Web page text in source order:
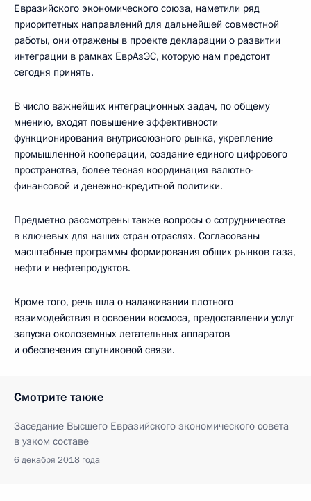
Евразийского экономического союза, наметили ряд
приоритетных направлений для дальнейшей совместной
работы, они отражены в проекте декларации о развитии
интеграции в рамках ЕврАзЭС, которую нам предстоит
сегодня принять.
В число важнейших интеграционных задач, по общему
мнению, входят повышение эффективности
функционирования внутрисоюзного рынка, укрепление
промышленной кооперации, создание единого цифрового
пространства, более тесная координация валютно-
финансовой и денежно-кредитной политики.
Предметно рассмотрены также вопросы о сотрудничестве
в ключевых для наших стран отраслях. Согласованы
масштабные программы формирования общих рынков газа,
нефти и нефтепродуктов.
Кроме того, речь шла о налаживании плотного
взаимодействия в освоении космоса, предоставлении услуг
запуска околоземных летательных аппаратов
и обеспечения спутниковой связи.
Смотрите также
Заседание Высшего Евразийского экономического совета
в узком составе
6 декабря 2018 года